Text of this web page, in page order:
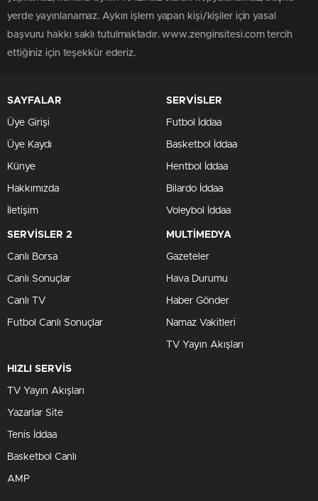
yerde yayınlanamaz. Aykırı işlem yapan kişi/kişiler için yasal
başvuru hakkı saklı tutulmaktadır. www.zenginsitesi.com tercih
ettiğiniz için teşekkür ederiz.
SAYFALAR
Üye Girişi
Üye Kaydı
Künye
Hakkımızda
İletişim
SERVİSLER
Futbol İddaa
Basketbol İddaa
Hentbol İddaa
Bilardo İddaa
Voleybol İddaa
SERVİSLER 2
Canlı Borsa
Canlı Sonuçlar
Canlı TV
Futbol Canlı Sonuçlar
MULTİMEDYA
Gazeteler
Hava Durumu
Haber Gönder
Namaz Vakitleri
TV Yayın Akışları
HIZLI SERVİS
TV Yayın Akışları
Yazarlar Site
Tenis İddaa
Basketbol Canlı
AMP